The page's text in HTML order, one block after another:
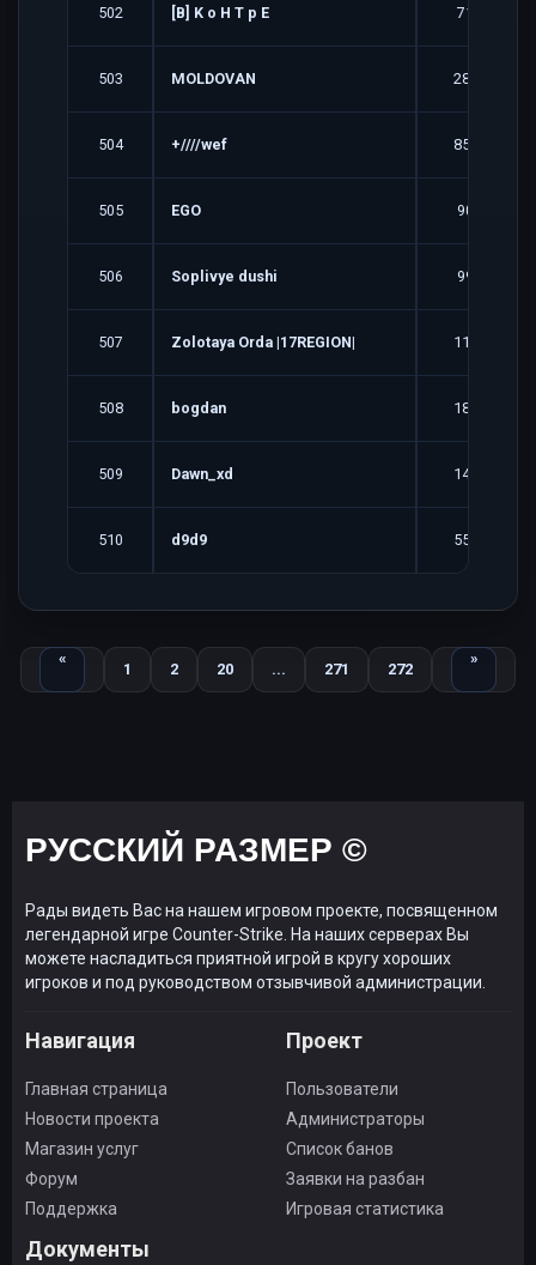
502 [B] K o H T p E 71
503 MOLDOVAN 282
504 +////wef 851
505 EGO 90
506 Soplivye dushi 99
507 Zolotaya Orda |17REGION| 114
508 bogdan 185
509 Dawn_xd 143
510 d9d9 555
«
Назад
1 2 20 ... 271 272
»
Вперед
РУССКИЙ РАЗМЕР ©
Рады видеть Вас на нашем игровом проекте, посвященном
легендарной игре Counter-Strike. На наших серверах Вы
можете насладиться приятной игрой в кругу хороших
игроков и под руководством отзывчивой администрации.
Навигация
Главная страница
Новости проекта
Магазин услуг
Форум
Поддержка
Проект
Пользователи
Администраторы
Список банов
Заявки на разбан
Игровая статистика
Документы